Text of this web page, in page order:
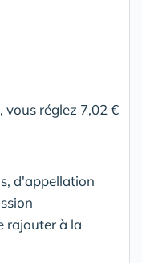
vous réglez 7,02 €
d'appellation
rajouter à la